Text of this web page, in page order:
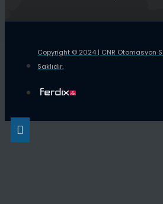
Copyright © 2024 | CNR Otomasyon
Saklıdır.